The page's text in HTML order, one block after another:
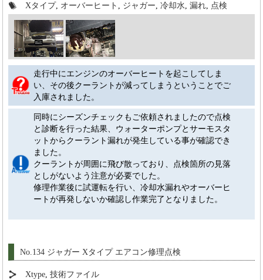
Xタイプ, オーバーヒート , ジャガー,冷却水,漏れ, 点検
走行中にエンジンのオーバーヒートを起こしてしま
い、その後クーラントが減ってしまうということでご
入庫されました。
同時にシーズンチェックもご依頼されましたので点検
と診断を行った結果、ウォーターポンプとサーモスタ
ットからクーラント漏れが発生している事が確認でき
ました。
クーラントが周囲に飛び散っており、点検箇所の見落
としがないよう注意が必要でした。
修理作業後に試運転を行い、冷却水漏れやオーバーヒ
ートが再発しないか確認し作業完了となりました。
No.134 ジャガー Xタイプ エアコン修理点検
Xtype,技術ファイル